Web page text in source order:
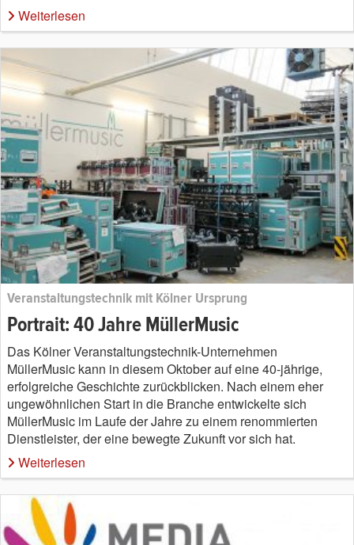
Weiterlesen
Veranstaltungstechnik mit Kölner Ursprung
Portrait: 40 Jahre MüllerMusic
Das Kölner Veranstaltungstechnik-Unternehmen
MüllerMusic kann in diesem Oktober auf eine 40-jährige,
erfolgreiche Geschichte zurückblicken. Nach einem eher
ungewöhnlichen Start in die Branche entwickelte sich
MüllerMusic im Laufe der Jahre zu einem renommierten
Dienstleister, der eine bewegte Zukunft vor sich hat.
Weiterlesen